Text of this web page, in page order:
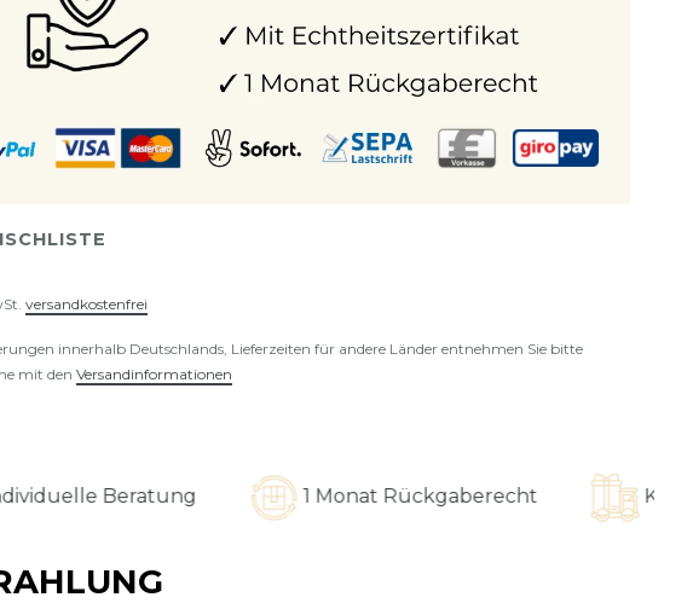
versandkostenfrei
innerhalb Deutschlands, Lieferzeiten für andere Länder entnehmen Sie bitte
mit den Versandinformationen
Beratung 1 Monat Rückgaberecht Kostenloser